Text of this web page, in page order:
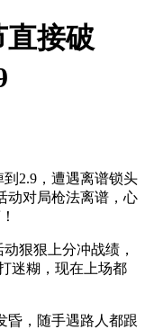
接破
2.9，遭遇离谱锁头
动对局枪法离谱，心
狠狠上分冲战绩，
迷糊，现在上场都
昏，随手遇路人都跟